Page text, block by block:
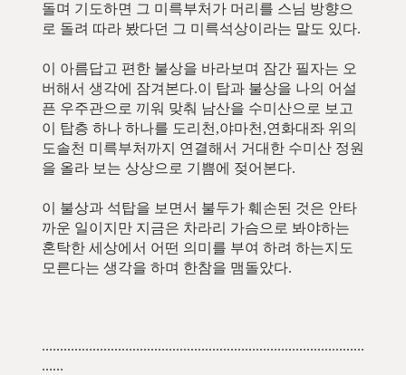
돌며 기도하면 그 미륵부처가 머리를 스님 방향으
로 돌려 따라 봤다던 그 미륵석상이라는 말도 있다.
이 아름답고 편한 불상을 바라보며 잠간 필자는 오
버해서 생각에 잠겨본다.이 탑과 불상을 나의 어설
픈 우주관으로 끼워 맞춰 남산을 수미산으로 보고
이 탑층 하나 하나를 도리천,야마천,연화대좌 위의
도솔천 미륵부처까지 연결해서 거대한 수미산 정원
을 올라 보는 상상으로 기쁨에 젖어본다.
이 불상과 석탑을 보면서 불두가 훼손된 것은 안타
까운 일이지만 지금은 차라리 가슴으로 봐야하는
혼탁한 세상에서 어떤 의미를 부여 하려 하는지도
모른다는 생각을 하며 한참을 맴돌았다.
.........................................................................................
......